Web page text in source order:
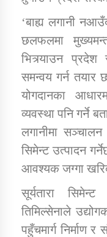
तातोपानी गाउँपालिकाको
तातोपानी गाउँपालिका
सम्बन्धी सूचना सन्देश
तातोपानी गाउँपालिका जुम्लाको
सन्देश
‘बाह्य लगानी
छलफलमा
भित्र्याउन
समन्वय गर्न तयार
योगदानका
व्यवस्था पनि गर्ने
लगानीमा
सिमेन्ट उत्पादन
आवश्यक जग्गा
सूर्यतारा
तिमिल्सेनाले
पहुँचमार्ग निर्माण